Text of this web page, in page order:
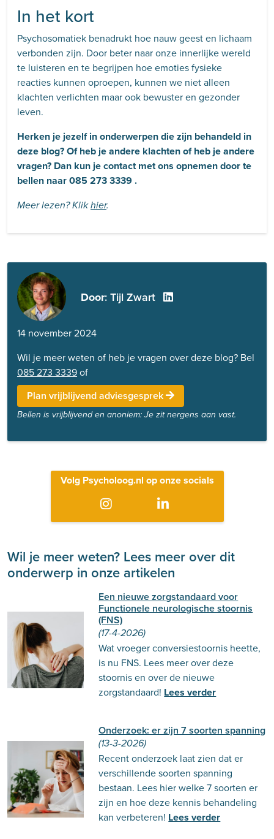
In het kort
Psychosomatiek benadrukt hoe nauw geest en lichaam
verbonden zijn. Door beter naar onze innerlijke wereld
te luisteren en te begrijpen hoe emoties fysieke
reacties kunnen oproepen, kunnen we niet alleen
klachten verlichten maar ook bewuster en gezonder
leven.
Herken je jezelf in onderwerpen die zijn behandeld in
deze blog? Of heb je andere klachten of heb je andere
vragen? Dan kun je contact met ons opnemen door te
bellen naar 085 273 3339 .
Meer lezen? Klikhier.
Door: Tijl Zwart
14 november 2024
Wil je meer weten of heb je vragen over deze blog? Bel
085 273 3339of
Plan vrijblijvend adviesgesprek
Bellen is vrijblijvend en anoniem: Je zit nergens aan vast.
Volg Psycholoog.nl op onze socials
Wil je meer weten? Lees meer over dit
onderwerp in onze artikelen
Een nieuwe zorgstandaard voor
Functionele neurologische stoornis
(FNS)
(17-4-2026)
Wat vroeger conversiestoornis heette,
is nu FNS. Lees meer over deze
stoornis en over de nieuwe
zorgstandaard! Lees verder
Onderzoek: er zijn 7 soorten spanning
(13-3-2026)
Recent onderzoek laat zien dat er
verschillende soorten spanning
bestaan. Lees hier welke 7 soorten er
zijn en hoe deze kennis behandeling
kan verbeteren! Lees verder